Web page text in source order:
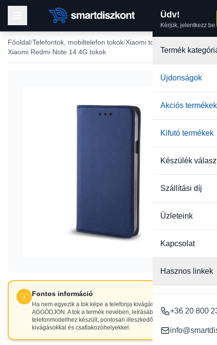
Üdv!
Kérjük, jelentkezz be.
Termék
Újdonságok
Akciós termékek
Kifutó termékek
Készülék
Szállítási díj
Üzleteink
Kapcsolat
Hasznos linkek
+36 20 800
Főoldal Telefontok, mobiltelefon tokok Xiaomi tokok
Xiaomi Redmi Note 14 4G tokok
Fontos információ
Ha nem egyezik a tok képe a telefonja kivágásaival, NE
AGGÓDJON. A tok a termék nevében, leírásában szereplő
telefonmodellhez készült, pontosan illeszkedő
kivágásokkal és csatlakozóhelyekkel.